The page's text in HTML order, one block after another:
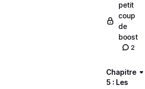
petit
coup
de
boost
2
Chapitre
5 : Les